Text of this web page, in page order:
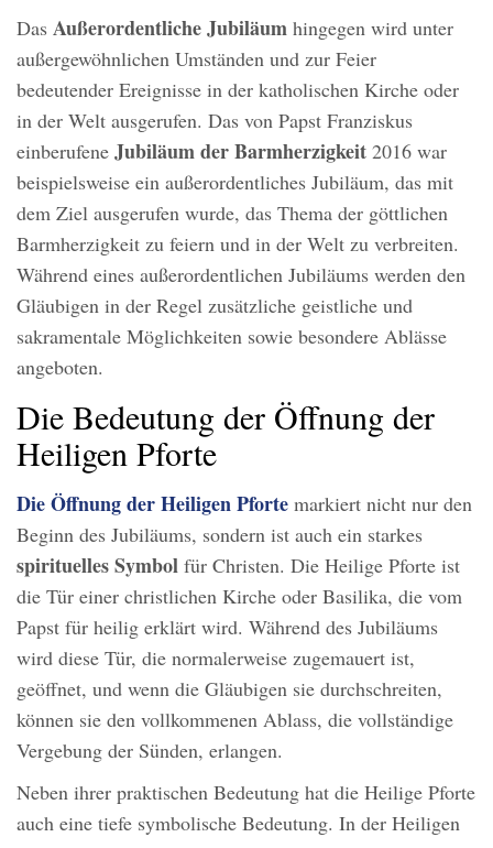
Das Außerordentliche Jubiläum hingegen wird unter
außergewöhnlichen Umständen und zur Feier
bedeutender Ereignisse in der katholischen Kirche oder
in der Welt ausgerufen. Das von Papst Franziskus
einberufene Jubiläum der Barmherzigkeit 2016 war
beispielsweise ein außerordentliches Jubiläum, das mit
dem Ziel ausgerufen wurde, das Thema der göttlichen
Barmherzigkeit zu feiern und in der Welt zu verbreiten.
Während eines außerordentlichen Jubiläums werden den
Gläubigen in der Regel zusätzliche geistliche und
sakramentale Möglichkeiten sowie besondere Ablässe
angeboten.
Die Bedeutung der Öffnung der
Heiligen Pforte
Die Öffnung der Heiligen Pforte markiert nicht nur den
Beginn des Jubiläums, sondern ist auch ein starkes
spirituelles Symbol für Christen. Die Heilige Pforte ist
die Tür einer christlichen Kirche oder Basilika, die vom
Papst für heilig erklärt wird. Während des Jubiläums
wird diese Tür, die normalerweise zugemauert ist,
geöffnet, und wenn die Gläubigen sie durchschreiten,
können sie den vollkommenen Ablass, die vollständige
Vergebung der Sünden, erlangen.
Neben ihrer praktischen Bedeutung hat die Heilige Pforte
auch eine tiefe symbolische Bedeutung. In der Heiligen